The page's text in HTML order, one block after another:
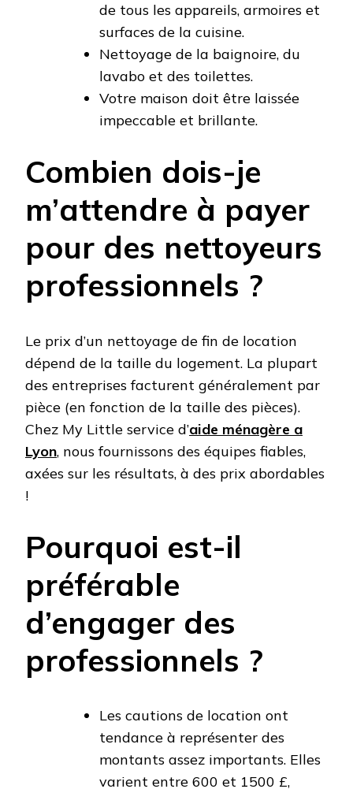
de tous les appareils, armoires et
surfaces de la cuisine.
Nettoyage de la baignoire, du
lavabo et des toilettes.
Votre maison doit être laissée
impeccable et brillante.
Combien dois-je
m’attendre à payer
pour des nettoyeurs
professionnels ?
Le prix d’un nettoyage de fin de location
dépend de la taille du logement. La plupart
des entreprises facturent généralement par
pièce (en fonction de la taille des pièces).
Chez My Little service d’aide ménagère a
Lyon, nous fournissons des équipes fiables,
axées sur les résultats, à des prix abordables
!
Pourquoi est-il
préférable
d’engager des
professionnels ?
Les cautions de location ont
tendance à représenter des
montants assez importants. Elles
varient entre 600 et 1500 £,